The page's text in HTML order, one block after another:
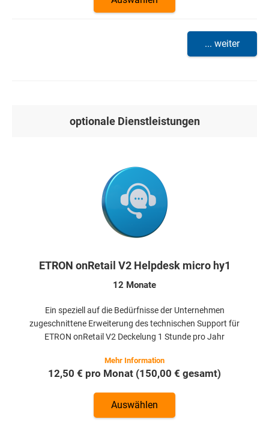
... weiter
optionale Dienstleistungen
ETRON onRetail V2 Helpdesk micro hy1
12 Monate
Ein speziell auf die Bedürfnisse der Unternehmen
zugeschnittene Erweiterung des technischen Support für
ETRON onRetail V2 Deckelung 1 Stunde pro Jahr
12,50 € pro Monat (150,00 € gesamt)
Auswählen